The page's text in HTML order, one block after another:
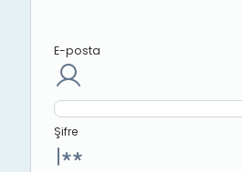
E-posta
Şifre